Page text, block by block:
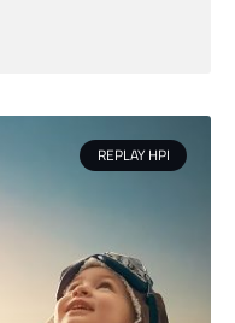
REPLAY HPI